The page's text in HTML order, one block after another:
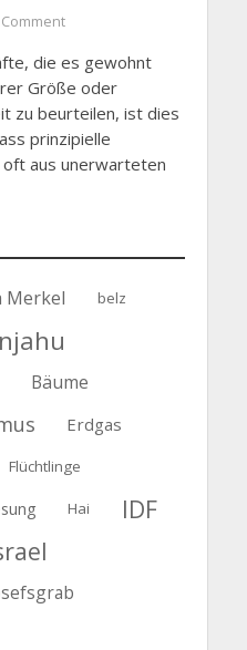
die es gewohnt
Größe oder
zu beurteilen, ist dies
prinzipielle
aus unerwarteten
Merkel belz
Bäume
Erdgas
Flüchtlinge
Hai IDF